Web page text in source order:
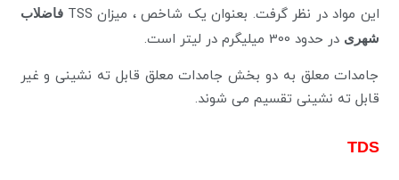
این مواد در نظر گرفت. بعنوان یک شاخص ، میزان TSS
فاضلاب
شهری در حدود 300 میلیگرم در لیتر است.
جامدات معلق به دو بخش جامدات معلق قابل ته نشینی و غیر
قابل ته نشینی تقسیم می شوند.
TDS